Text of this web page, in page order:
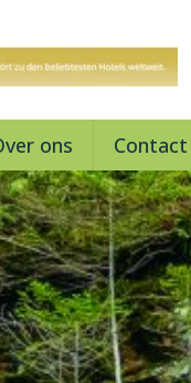
ons Contact